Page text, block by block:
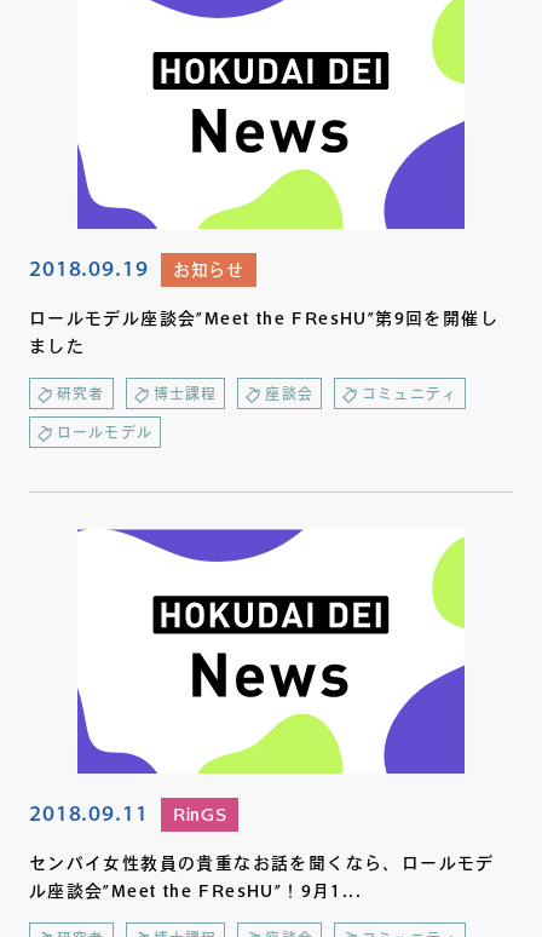
2018.09.19 お知らせ
ロールモデル座談会”Meet the FResHU”第9回を開催し
ました
研究者 博士課程 座談会 コミュニティ
ロールモデル
2018.09.11 RinGS
センパイ女性教員の貴重なお話を聞くなら、ロールモデ
ル座談会”Meet the FResHU”！9月1...